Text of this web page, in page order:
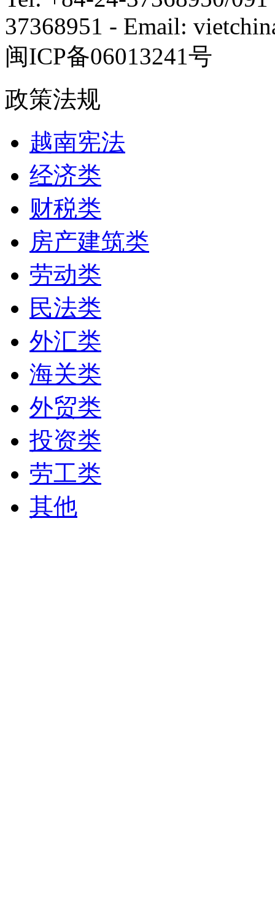
37368951 - Email:
闽ICP备06013241号
政策法规
越南宪法
经济类
财税类
房产建筑类
劳动类
民法类
外汇类
海关类
外贸类
投资类
劳工类
其他